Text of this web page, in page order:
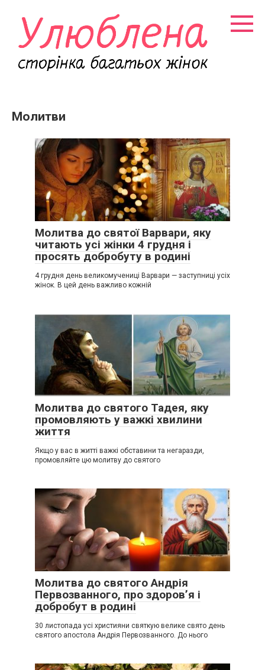
контенту
Молитви
Молитва до святої Варвари, яку
читають усі жінки 4 грудня і
просять добробуту в родині
4 грудня день великомучениці Варвари — заступниці усіх
жінок. В цей день важливо кожній
Молитва до святого Тадея, яку
промовляють у важкі хвилини
життя
Якщо у вас в житті важкі обставини та негаразди,
промовляйте цю молитву до святого
Молитва до святого Андрія
Первозванного, про здоров’я і
добробут в родині
30 листопада усі християни святкую велике свято день
святого апостола Андрія Первозванного. До нього